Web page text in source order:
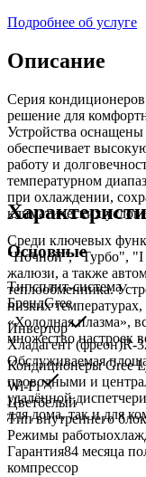
Подробнее об услуге
Описание
Серия кондиционеров
решение для
Устройства
обеспечивает
работу и
температурном
при охлаждении,
климатических
Среди ключевых
"Ночной", "Турбо", "I
жалюзи, а также
теплообменника.
низких
«Холодная плазма»,
множество настроек
Кондиционеры Gree
проводными и
удалённой
для дома, так и для
Основные
Типсплит-система
БрендGree
Инвертор
Хладагент (фреон)R-
Обслуживаемая
Wi-Fi
Цветбелый
Тип внутреннего
Режимы работы
Гарантия84 месяца
компрессор